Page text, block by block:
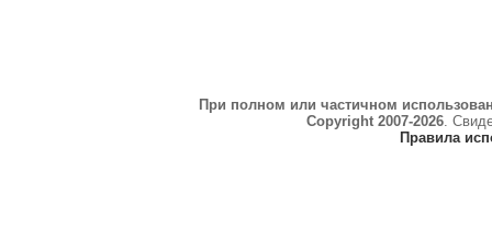
При полном или частичном
Copyright 2007-2026.
Правила